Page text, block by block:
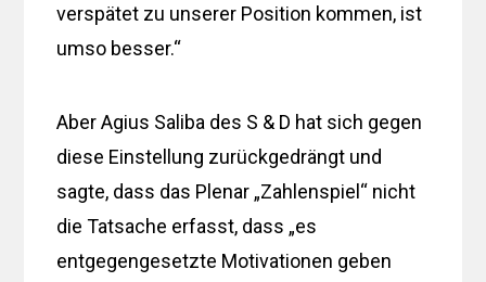
verspätet zu unserer Position kommen, ist
umso besser.“
Aber Agius Saliba des S & D hat sich gegen
diese Einstellung zurückgedrängt und
sagte, dass das Plenar „Zahlenspiel“ nicht
die Tatsache erfasst, dass „es
entgegengesetzte Motivationen geben